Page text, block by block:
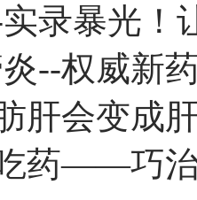
录暴光！
--权威新
肝会变成
药——巧